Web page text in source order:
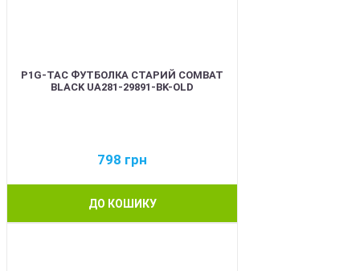
P1G-TAC ФУТБОЛКА СТАРИЙ COMBAT
BLACK UA281-29891-BK-OLD
798 грн
ДО КОШИКУ